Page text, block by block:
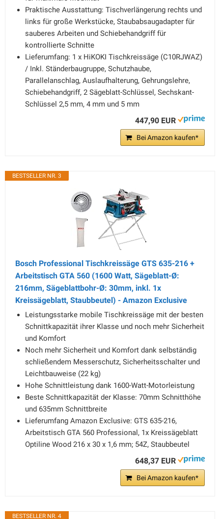
Praktische Ausstattung: Tischverlängerung rechts und
links für große Werkstücke, Staubabsaugadapter für
sauberes Arbeiten und Schiebehandgriff für
kontrollierte Schnitte
Lieferumfang: 1 x HiKOKI Tischkreissäge (C10RJWAZ)
/ Inkl. Ständerbaugruppe, Schutzhaube,
Parallelanschlag, Auslaufhalterung, Gehrungslehre,
Schiebehandgriff, 2 Sägeblatt-Schlüssel, Sechskant-
Schlüssel 2,5 mm, 4 mm und 5 mm
447,90 EUR
Bei Amazon kaufen*
BESTSELLER NR. 3
Bosch Professional Tischkreissäge GTS 635-216 +
Arbeitstisch GTA 560 (1600 Watt, Sägeblatt-Ø:
216mm, Sägeblattbohr-Ø: 30mm, inkl. 1x
Kreissägeblatt, Staubbeutel) - Amazon Exclusive
Leistungsstarke mobile Tischkreissäge mit der besten
Schnittkapazität ihrer Klasse und noch mehr Sicherheit
und Komfort
Noch mehr Sicherheit und Komfort dank selbständig
schließendem Messerschutz, Sicherheitsschalter und
Leichtbauweise (22 kg)
Hohe Schnittleistung dank 1600-Watt-Motorleistung
Beste Schnittkapazität der Klasse: 70mm Schnitthöhe
und 635mm Schnittbreite
Lieferumfang Amazon Exclusive: GTS 635-216,
Arbeitstisch GTA 560 Professional, 1x Kreissägeblatt
Optiline Wood 216 x 30 x 1,6 mm; 54Z, Staubbeutel
648,37 EUR
Bei Amazon kaufen*
BESTSELLER NR. 4